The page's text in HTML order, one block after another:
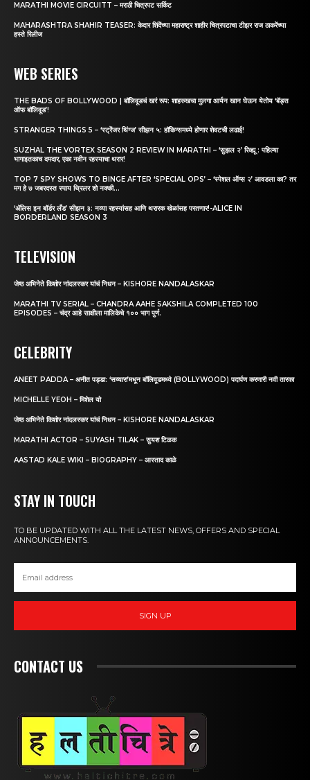
MARATHI MOVIE CIRCUITT – मराठी चित्रपट सर्किट
MAHARASHTRA SHAHIR TEASER: केदार शिंदेंच्या महाराष्ट्र शाहीर चित्रपटाचा टीझर राज ठाकरेंच्या
हस्ते रिलीज
WEB SERIES
THE BADS OF BOLLYWOOD | बॉलिवूडचं खरं रूप: शाहरुखचा मुलगा आर्यन खान घेऊन येतोय ‘बॅड्स
ऑफ बॉलिवूड’!
STRANGER THINGS 5 – ‘स्ट्रेंजर थिंग्ज’ सीझन ५: हॉकिन्समध्ये होणार शेवटची लढाई!
SUZHAL THE VORTEX SEASON 2 REVIEW IN MARATHI – ‘सुझल २’ रिव्ह्यू : पहिल्या
भागाइतकाच दमदार, एका नवीन रहस्याचा थरार!
TOP 7 SPY SHOWS TO BINGE AFTER ‘SPECIAL OPS’ – ‘स्पेशल ऑप्स २’ आवडला का? तर
मग हे ७ जबरदस्त स्पाय थ्रिलर शो नक्की...
‘अ‍ॅलिस इन बॉर्डर लँड’ सीझन ३: नव्या रहस्यांसह आणि थरारक खेळांसह परतणार!-ALICE IN
BORDERLAND SEASON 3
TELEVISION
जेष्ठ अभिनेते किशोर नांदलस्कर यांचं निधन – KISHORE NANDALASKAR
MARATHI TV SERIAL – CHANDRA AAHE SAKSHILA COMPLETED 100
EPISODES – चंद्र आहे साक्षीला मालिकेचे १०० भाग पुर्ण.
CELEBRITY
ANEET PADDA – अनीत पड्डा: ‘सय्यारा’मधून बॉलिवूडमध्ये (BOLLYWOOD) पदार्पण करणारी नवी तारका
MICHELLE YEOH – मिशेल यो
जेष्ठ अभिनेते किशोर नांदलस्कर यांचं निधन – KISHORE NANDALASKAR
MARATHI ACTOR – SUYASH TILAK – सुयश टिळक
AASTAD KALE WIKI – BIOGRAPHY – आस्ताद काळे
STAY IN TOUCH
TO BE UPDATED WITH ALL THE LATEST NEWS, OFFERS AND SPECIAL
ANNOUNCEMENTS.
SIGN UP
CONTACT US